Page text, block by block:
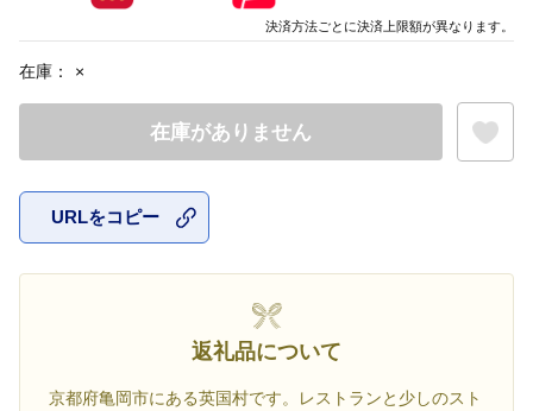
在庫： ×
在庫がありません
URLをコピー
返礼品について
京都府亀岡市にある英国村です。レストランと少しのスト
決済方法ごとに決済上限額が異なります。